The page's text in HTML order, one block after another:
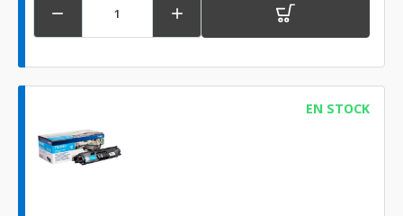
 
EN STOCK